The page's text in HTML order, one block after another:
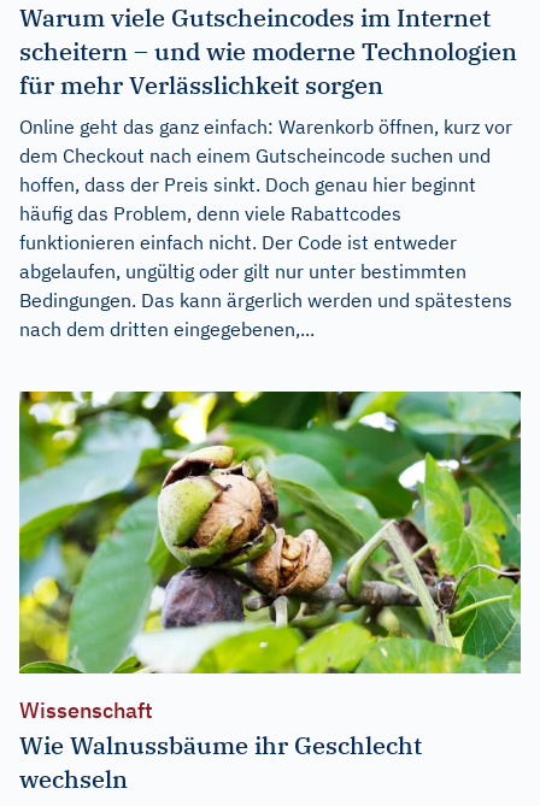
Warum viele Gutscheincodes im Internet
scheitern – und wie moderne Technologien
für mehr Verlässlichkeit sorgen
Online geht das ganz einfach: Warenkorb öffnen, kurz vor
dem Checkout nach einem Gutscheincode suchen und
hoffen, dass der Preis sinkt. Doch genau hier beginnt
häufig das Problem, denn viele Rabattcodes
funktionieren einfach nicht. Der Code ist entweder
abgelaufen, ungültig oder gilt nur unter bestimmten
Bedingungen. Das kann ärgerlich werden und spätestens
nach dem dritten eingegebenen,...
Wissenschaft
Wie Walnussbäume ihr Geschlecht
wechseln